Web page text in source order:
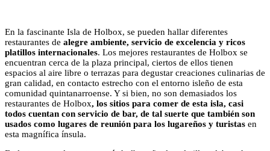
En la fascinante Isla de Holbox, se pueden hallar diferentes
restaurantes de alegre ambiente, servicio de excelencia y ricos
platillos internacionales. Los mejores restaurantes de Holbox se
encuentran cerca de la plaza principal, ciertos de ellos tienen
espacios al aire libre o terrazas para degustar creaciones culinarias de
gran calidad, en contacto estrecho con el entorno isleño de esta
comunidad quintanarroense. Y si bien, no son demasiados los
restaurantes de Holbox, los sitios para comer de esta isla, casi
todos cuentan con servicio de bar, de tal suerte que también son
usados como lugares de reunión para los lugareños y turistas en
esta magnífica ínsula.